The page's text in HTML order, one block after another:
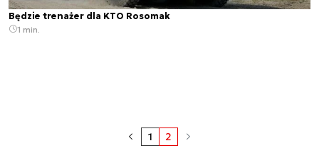
Będzie trenażer dla KTO Rosomak
1 min.
1 2